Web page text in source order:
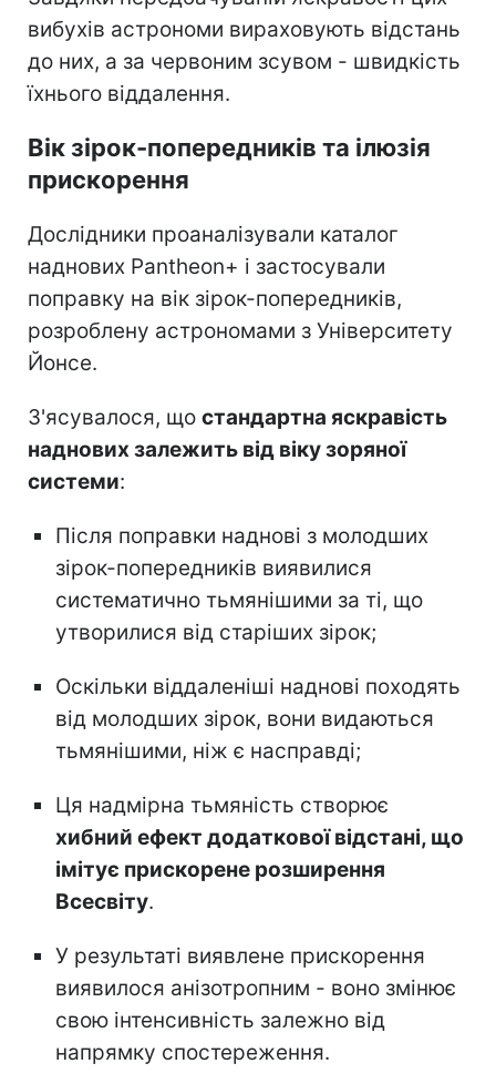
вибухів астрономи вираховують відстань
до них, а за червоним зсувом - швидкість
їхнього віддалення.
Вік зірок-попередників та ілюзія
прискорення
Дослідники проаналізували каталог
наднових Pantheon+ і застосували
поправку на вік зірок-попередників,
розроблену астрономами з Університету
Йонсе.
З'ясувалося, що стандартна яскравість
наднових залежить від віку зоряної
системи:
Після поправки наднові з молодших
зірок-попередників виявилися
систематично тьмянішими за ті, що
утворилися від старіших зірок;
Оскільки віддаленіші наднові походять
від молодших зірок, вони видаються
тьмянішими, ніж є насправді;
Ця надмірна тьмяність створює
хибний ефект додаткової відстані, що
імітує прискорене розширення
Всесвіту.
У результаті виявлене прискорення
виявилося анізотропним - воно змінює
свою інтенсивність залежно від
напрямку спостереження.